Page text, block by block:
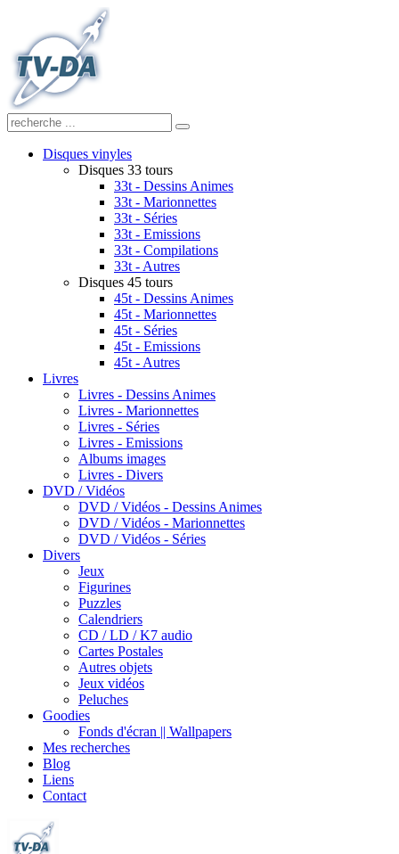
Disques vinyles
Disques 33 tours
33t - Dessins Animes
33t - Marionnettes
33t - Séries
33t - Emissions
33t - Compilations
33t - Autres
Disques 45 tours
45t - Dessins Animes
45t - Marionnettes
45t - Séries
45t - Emissions
45t - Autres
Livres
Livres - Dessins Animes
Livres - Marionnettes
Livres - Séries
Livres - Emissions
Albums images
Livres - Divers
DVD / Vidéos
DVD / Vidéos - Dessins Animes
DVD / Vidéos - Marionnettes
DVD / Vidéos - Séries
Divers
Jeux
Figurines
Puzzles
Calendriers
CD / LD / K7 audio
Cartes Postales
Autres objets
Jeux vidéos
Peluches
Goodies
Fonds d'écran || Wallpapers
Mes recherches
Blog
Liens
Contact